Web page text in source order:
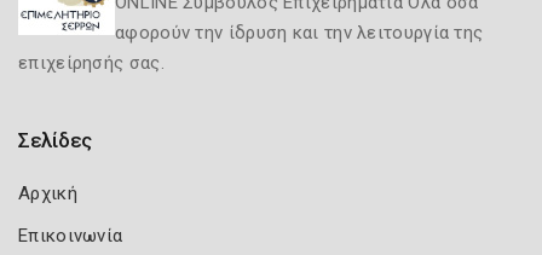
αφορούν την ίδρυση και την λειτουργία της
επιχείρησής σας.
Σελίδες
Αρχική
Επικοινωνία